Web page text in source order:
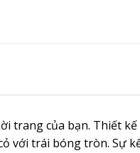
trang của bạn. Thiết kế
với trái bóng tròn. Sự